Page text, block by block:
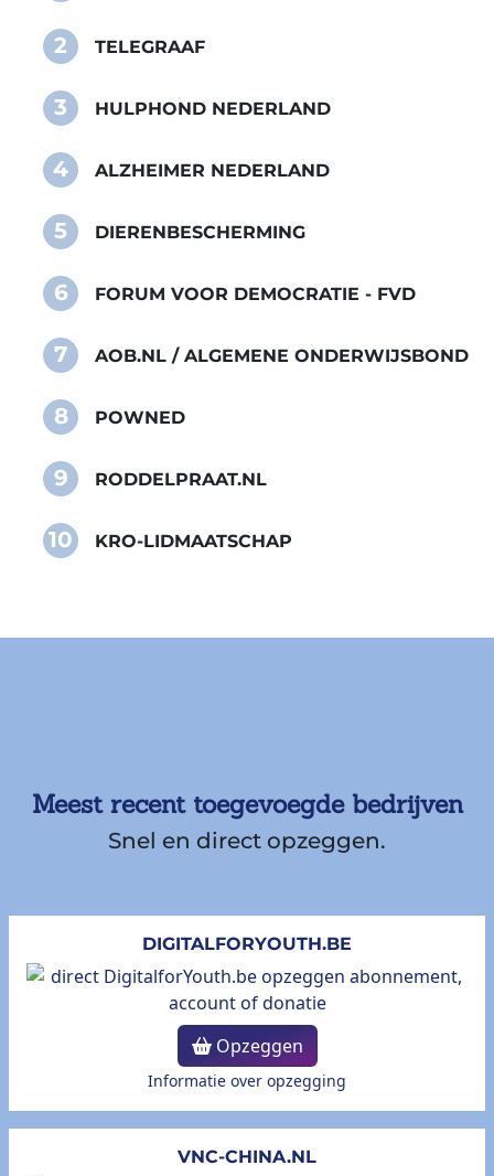
2 TELEGRAAF
3 HULPHOND NEDERLAND
4 ALZHEIMER NEDERLAND
5 DIERENBESCHERMING
6 FORUM VOOR DEMOCRATIE - FVD
7 AOB.NL / ALGEMENE ONDERWIJSBOND
8 POWNED
9 RODDELPRAAT.NL
10 KRO-LIDMAATSCHAP
Meest recent toegevoegde bedrijven
Snel en direct opzeggen.
DIGITALFORYOUTH.BE
Opzeggen
Informatie over opzegging
VNC-CHINA.NL